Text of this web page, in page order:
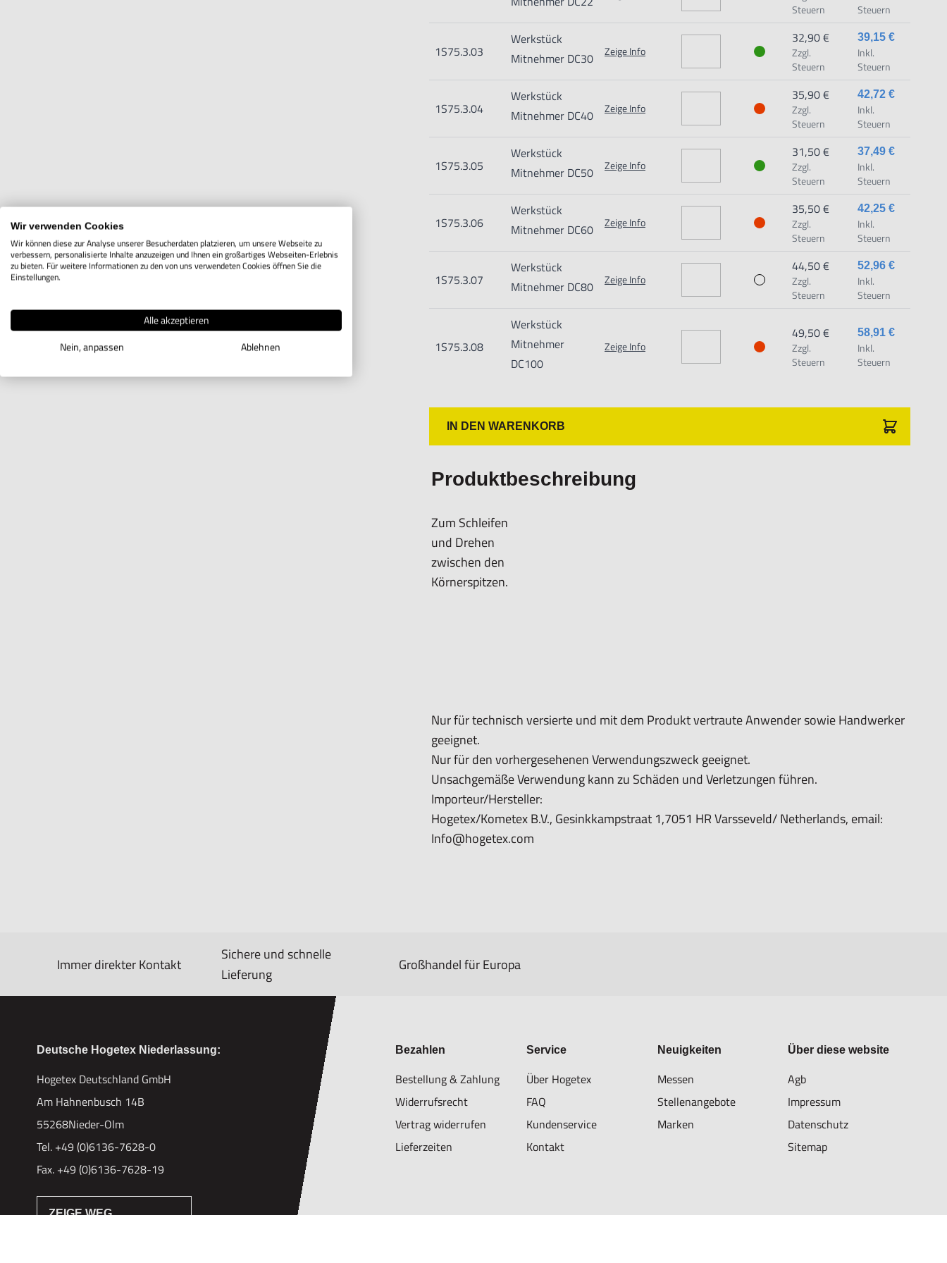
Steuern
Steuern
1S75.3.03
Werkstück
Mitnehmer DC30
Zeige Info
39,15 €
Inkl.
Steuern
32,90 €
Zzgl.
Steuern
1S75.3.04
Werkstück
Mitnehmer DC40
Zeige Info
42,72 €
Inkl.
Steuern
35,90 €
Zzgl.
Steuern
1S75.3.05
Werkstück
Mitnehmer DC50
Zeige Info
37,49 €
Inkl.
Steuern
31,50 €
Zzgl.
Steuern
1S75.3.06
Werkstück
Mitnehmer DC60
Zeige Info
42,25 €
Inkl.
Steuern
35,50 €
Zzgl.
Steuern
1S75.3.07
Werkstück
Mitnehmer DC80
Zeige Info
52,96 €
Inkl.
Steuern
44,50 €
Zzgl.
Steuern
1S75.3.08
Werkstück
Mitnehmer
DC100
Zeige Info
58,91 €
Inkl.
Steuern
49,50 €
Zzgl.
Steuern
IN DEN WARENKORB
Produktbeschreibung
Zum Schleifen
und Drehen
zwischen den
Körnerspitzen.
Nur für technisch versierte und mit dem Produkt vertraute Anwender sowie Handwerker
geeignet.
Nur für den vorhergesehenen Verwendungszweck geeignet.
Unsachgemäße Verwendung kann zu Schäden und Verletzungen führen.
Importeur/Hersteller:
Hogetex/Kometex B.V., Gesinkkampstraat 1,7051 HR Varsseveld/ Netherlands, email:
Info@hogetex.com
Immer direkter Kontakt
Sichere und schnelle
Lieferung
Großhandel für Europa
Deutsche Hogetex Niederlassung:
Hogetex Deutschland GmbH
Am Hahnenbusch 14B
55268Nieder-Olm
Tel. +49 (0)6136-7628-0
Fax. +49 (0)6136-7628-19
ZEIGE WEG
Bezahlen
Bestellung & Zahlung
Widerrufsrecht
Vertrag widerrufen
Lieferzeiten
Service
Über Hogetex
FAQ
Kundenservice
Kontakt
Neuigkeiten
Messen
Stellenangebote
Marken
Über diese website
Agb
Impressum
Datenschutz
Sitemap
Wir verwenden Cookies
Wir können diese zur Analyse unserer Besucherdaten platzieren, um unsere Webseite zu
verbessern, personalisierte Inhalte anzuzeigen und Ihnen ein großartiges Webseiten-Erlebnis
zu bieten. Für weitere Informationen zu den von uns verwendeten Cookies öffnen Sie die
Einstellungen.
Alle akzeptieren
Nein, anpassen
Ablehnen